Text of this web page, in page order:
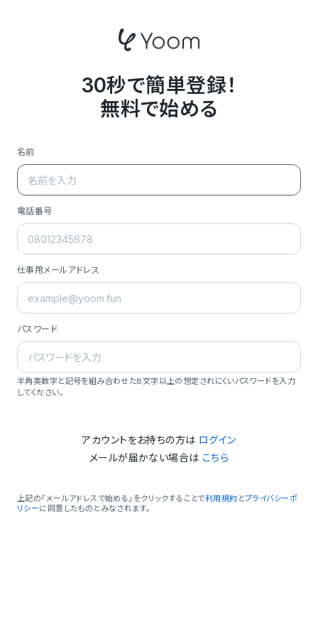
30秒で簡単登録！
無料で始める
名前
電話番号
仕事用メールアドレス
パスワード
半角英数字と記号を組み合わせた8文字以上の想定されにくいパスワードを入力
してください。
アカウントをお持ちの方は ログイン
メールが届かない場合は こちら
上記の「メールアドレスで始める」をクリックすることで利用規約 とプライバシーポ
リシーに同意したものとみなされます。